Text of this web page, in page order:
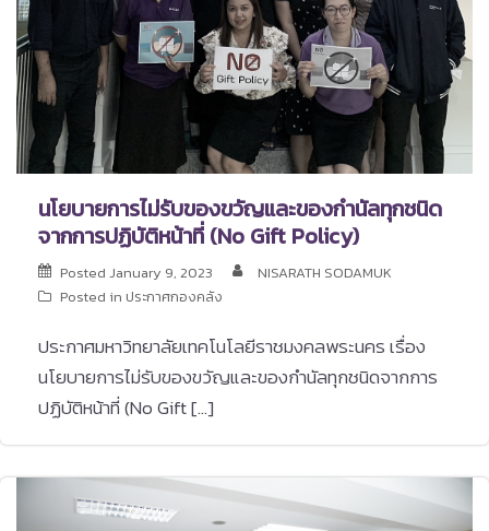
นโยบายการไม่รับของขวัญและของกำนัลทุกชนิด
จากการปฏิบัติหน้าที่ (No Gift Policy)
Posted January 9, 2023
NISARATH SODAMUK
Posted in ประกาศกองคลัง
ประกาศมหาวิทยาลัยเทคโนโลยีราชมงคลพระนคร เรื่อง
นโยบายการไม่รับของขวัญและของกำนัลทุกชนิดจากการ
ปฏิบัติหน้าที่ (No Gift […]